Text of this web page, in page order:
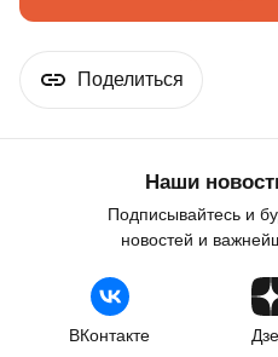
Поделиться
Наши
Подписывайтесь и
новостей и
ВКонтакте